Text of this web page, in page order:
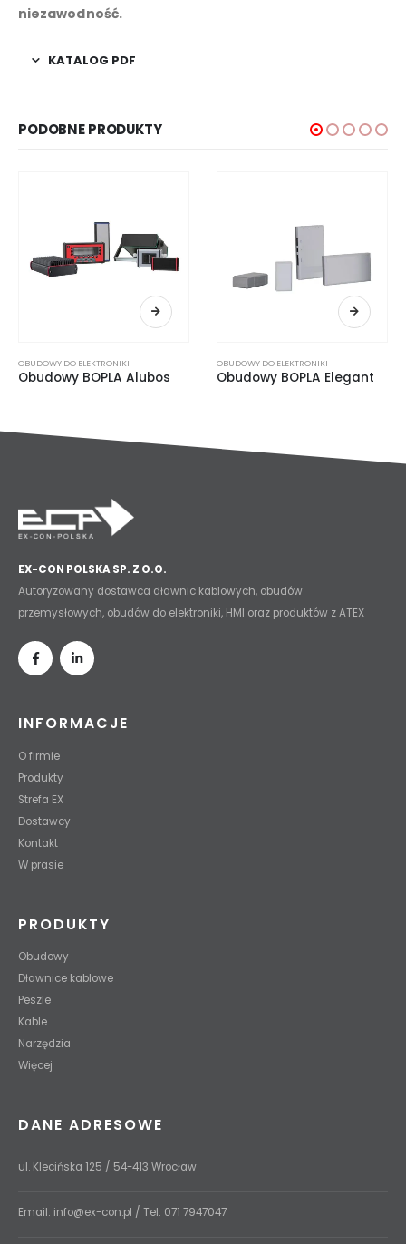
niezawodność.
KATALOG PDF
PODOBNE PRODUKTY
OBUDOWY DO ELEKTRONIKI
Obudowy BOPLA Alubos
OBUDOWY DO ELEKTRONIKI
Obudowy BOPLA Elegant
EX-CON POLSKA SP. Z O.O.
Autoryzowany dostawca dławnic kablowych, obudów
przemysłowych, obudów do elektroniki, HMI oraz produktów z ATEX
INFORMACJE
O firmie
Produkty
Strefa EX
Dostawcy
Kontakt
W prasie
PRODUKTY
Obudowy
Dławnice kablowe
Peszle
Kable
Narzędzia
Więcej
DANE ADRESOWE
ul. Klecińska 125 / 54-413 Wrocław
Email: info@ex-con.pl / Tel: 071 7947047